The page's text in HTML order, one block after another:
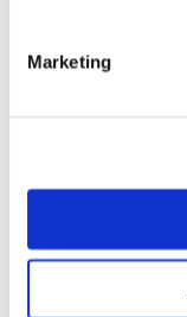
Marketing